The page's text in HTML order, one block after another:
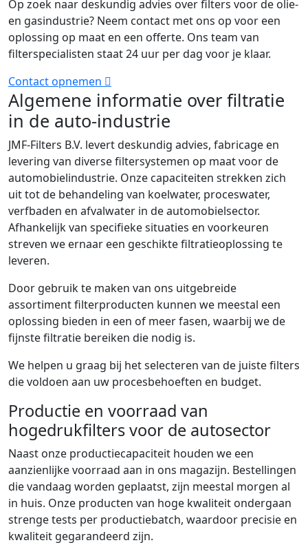
Op zoek naar deskundig advies over filters voor de olie-
en gasindustrie? Neem contact met ons op voor een
oplossing op maat en een offerte. Ons team van
filterspecialisten staat 24 uur per dag voor je klaar.
Contact opnemen
Algemene informatie over filtratie
in de auto-industrie
JMF-Filters B.V. levert deskundig advies, fabricage en
levering van diverse filtersystemen op maat voor de
automobielindustrie. Onze capaciteiten strekken zich
uit tot de behandeling van koelwater, proceswater,
verfbaden en afvalwater in de automobielsector.
Afhankelijk van specifieke situaties en voorkeuren
streven we ernaar een geschikte filtratieoplossing te
leveren.
Door gebruik te maken van ons uitgebreide
assortiment filterproducten kunnen we meestal een
oplossing bieden in een of meer fasen, waarbij we de
fijnste filtratie bereiken die nodig is.
We helpen u graag bij het selecteren van de juiste filters
die voldoen aan uw procesbehoeften en budget.
Productie en voorraad van
hogedrukfilters voor de autosector
Naast onze productiecapaciteit houden we een
aanzienlijke voorraad aan in ons magazijn. Bestellingen
die vandaag worden geplaatst, zijn meestal morgen al
in huis. Onze producten van hoge kwaliteit ondergaan
strenge tests per productiebatch, waardoor precisie en
kwaliteit gegarandeerd zijn.